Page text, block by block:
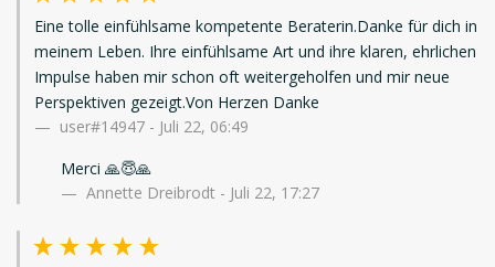
Eine tolle einfühlsame kompetente Beraterin.Danke für dich in
meinem Leben. Ihre einfühlsame Art und ihre klaren, ehrlichen
Impulse haben mir schon oft weitergeholfen und mir neue
Perspektiven gezeigt.Von Herzen Danke
user#14947 - Juli 22, 06:49
Merci 🙏😇🙏
Annette Dreibrodt - Juli 22, 17:27